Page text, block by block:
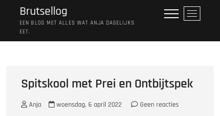
Brutsellog
EEN BLOG MET ALLES WAT ANJA DAGELIJKS
EET.
M
e
o
p
Spitskool met Prei en Ontbijtspek
Anja woensdag, 6 april 2022
Geen reacties